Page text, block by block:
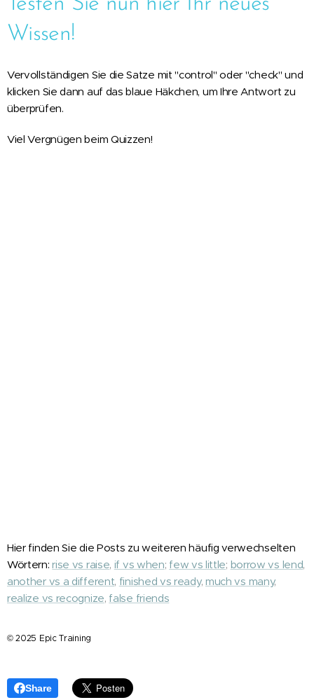
Wissen!
Vervollständigen Sie die Satze mit "control" oder "check" und
klicken Sie dann auf das blaue Häkchen, um Ihre Antwort zu
überprüfen.
Viel Vergnügen beim Quizzen!
Hier finden Sie die Posts zu weiteren häufig verwechselten
Wörtern:rise vs raise, if vs when; few vs little; borrow vs lend,
another vs a different, finished vs ready, much vs many,
realize vs recognize, false friends
© 2025 Epic Training
Share